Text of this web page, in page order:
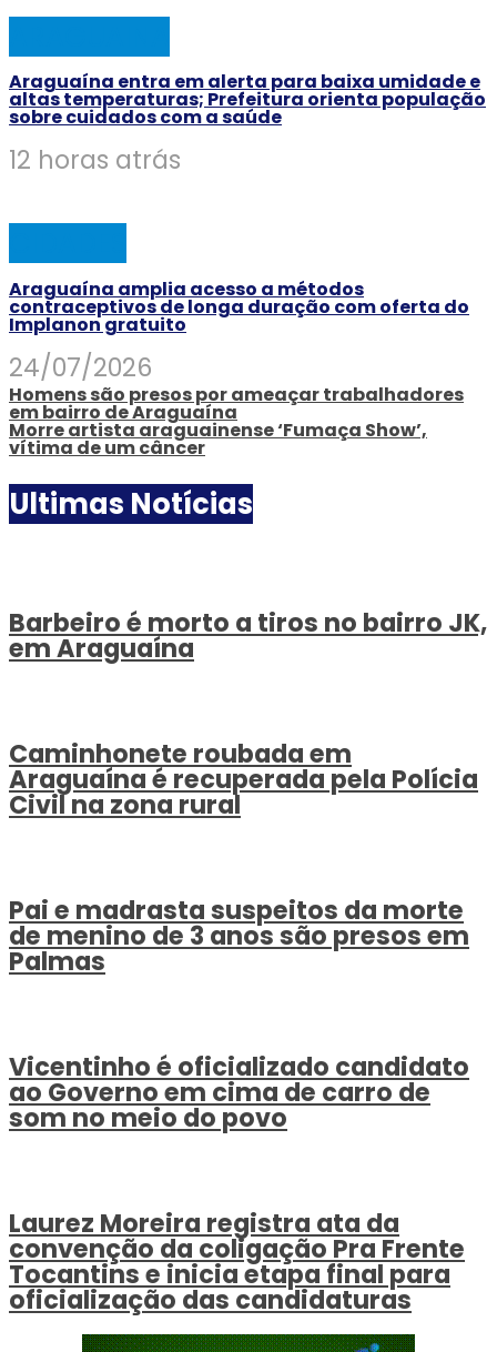
Araguaína entra em alerta para baixa umidade e
altas temperaturas; Prefeitura orienta população
sobre cuidados com a saúde
12 horas atrás
Araguaína amplia acesso a métodos
contraceptivos de longa duração com oferta do
Implanon gratuito
24/07/2026
Homens são presos por ameaçar trabalhadores
em bairro de Araguaína
Morre artista araguainense ‘Fumaça Show’,
vítima de um câncer
Ultimas Notícias
Barbeiro é morto a tiros no bairro JK,
em Araguaína
Caminhonete roubada em
Araguaína é recuperada pela Polícia
Civil na zona rural
Pai e madrasta suspeitos da morte
de menino de 3 anos são presos em
Palmas
Vicentinho é oficializado candidato
ao Governo em cima de carro de
som no meio do povo
Laurez Moreira registra ata da
convenção da coligação Pra Frente
Tocantins e inicia etapa final para
oficialização das candidaturas